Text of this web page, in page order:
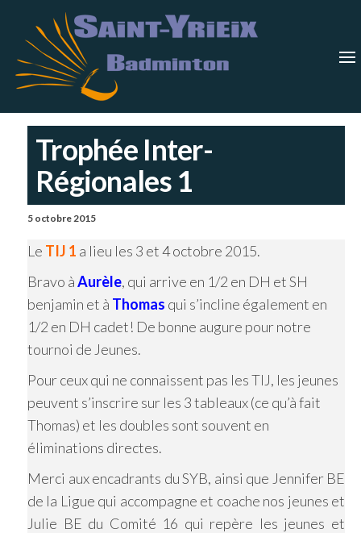
the
content
Trophée Inter-
Régionales 1
5 octobre 2015
Le TIJ 1 a lieu les 3 et 4 octobre 2015.
Bravo àAurèle, qui arrive en 1/2 en DH et SH
benjamin et à Thomas qui s’incline également en
1/2 en DH cadet! De bonne augure pour notre
tournoi de Jeunes.
Pour ceux qui ne connaissent pas les TIJ, les jeunes
peuvent s’inscrire sur les 3 tableaux (ce qu’à fait
Thomas) et les doubles sont souvent en
éliminations directes.
Merci aux encadrants du SYB, ainsi que Jennifer BE
de la Ligue qui accompagne et coache nos jeunes et
Julie BE du Comité 16 qui repère les jeunes et